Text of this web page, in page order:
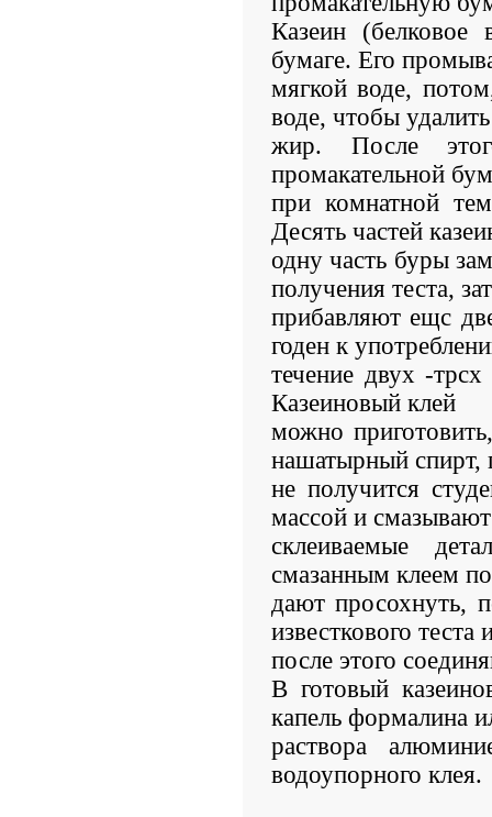
Казеин (белковое
бумаге. Его
мягкой воде,
воде, чтобы удалить
жир. После
промакательной
при комнатной
Десять частей
одну часть буры
получения теста,
прибавляют ещс
годен к
течение двух -трсх
Казеиновый клей
можно
нашатырный спирт,
не получится
массой и смазывают
склеиваемые
смазанным клеем
дают просохнуть,
известкового теста
после этого
В готовый
капель формалина
раствора
водоупорного клея.